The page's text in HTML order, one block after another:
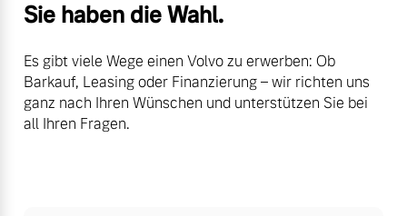
Sie haben die Wahl.
Es gibt viele Wege einen Volvo zu erwerben: Ob
Barkauf, Leasing oder Finanzierung – wir richten uns
ganz nach Ihren Wünschen und unterstützen Sie bei
all Ihren Fragen.